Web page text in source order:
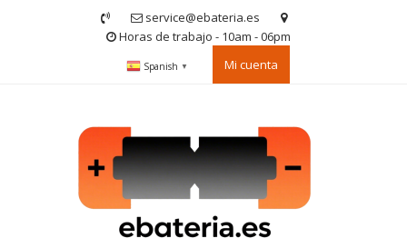
service@ebateria.es
Horas de trabajo - 10am - 06pm
Spanish ▼ Mi cuenta